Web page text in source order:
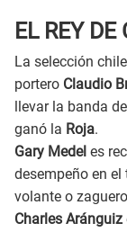
EL REY DE
La selección
portero Claudio
llevar la banda
ganó la Roja.
Gary Medel es
desempeño en el
volante o
Charles Aránguiz